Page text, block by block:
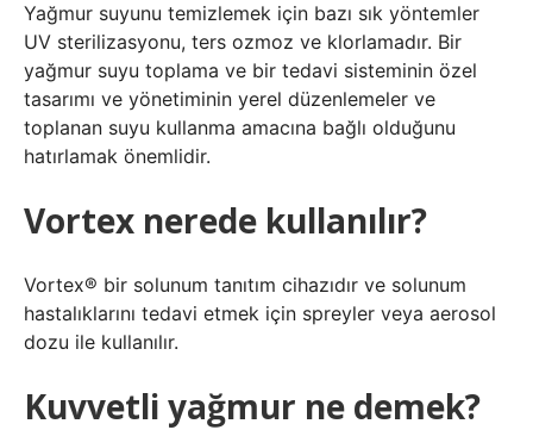
Yağmur suyunu temizlemek için bazı sık yöntemler
UV sterilizasyonu, ters ozmoz ve klorlamadır. Bir
yağmur suyu toplama ve bir tedavi sisteminin özel
tasarımı ve yönetiminin yerel düzenlemeler ve
toplanan suyu kullanma amacına bağlı olduğunu
hatırlamak önemlidir.
Vortex nerede kullanılır?
Vortex® bir solunum tanıtım cihazıdır ve solunum
hastalıklarını tedavi etmek için spreyler veya aerosol
dozu ile kullanılır.
Kuvvetli yağmur ne demek?